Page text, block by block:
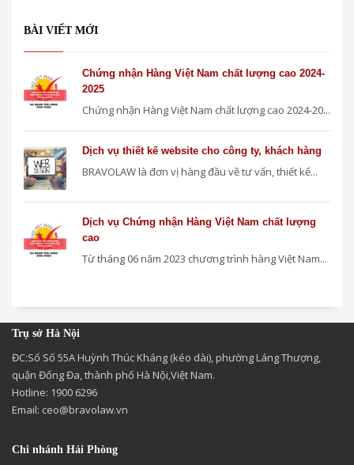
BÀI VIẾT MỚI
Chứng nhận Hàng Việt Nam chất lượng cao 2024-
2025
Chứng nhận Hàng Việt Nam chất lượng cao 2024-20...
Dịch vụ thiết kế website cho công ty, khách hàng
BRAVOLAW là đơn vị hàng đầu về tư vấn, thiết kế...
Dịch vụ Chứng nhận Hàng Việt Nam chất lượng
cao
Từ tháng 06 năm 2023 chương trình hàng Việt Nam...
Trụ sở Hà Nội
ĐC:Số Số 55A Huỳnh Thúc Kháng (kéo dài), phường Láng Thượng,
quận Đống Đa, thành phố Hà Nội,Việt Nam.
Hotline: 1900 6296
Email: ceo@bravolaw.vn
Chi nhánh Hải Phòng